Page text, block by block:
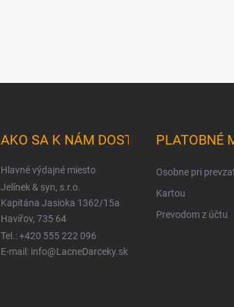
AKO SA K NÁM DOSTANETE
Hlavné výdajné miesto
Jelínek & syn, s.r.o.
Kapitána Jasioka 1362/15a
Havířov, 735 64
Tel.: +420 555 222 096
E-mail: info@LacneDarceky.sk
PLATOBNÉ
Osobne pri
Kartou
Prevodom z účtu